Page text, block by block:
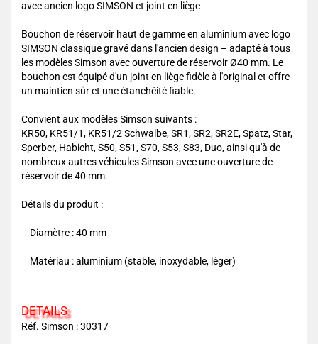
avec ancien logo SIMSON et joint en liège
Bouchon de réservoir haut de gamme en aluminium avec logo
SIMSON classique gravé dans l'ancien design – adapté à tous
les modèles Simson avec ouverture de réservoir Ø40 mm. Le
bouchon est équipé d'un joint en liège fidèle à l'original et offre
un maintien sûr et une étanchéité fiable.
Convient aux modèles Simson suivants :
KR50, KR51/1, KR51/2 Schwalbe, SR1, SR2, SR2E, Spatz, Star,
Sperber, Habicht, S50, S51, S70, S53, S83, Duo, ainsi qu'à de
nombreux autres véhicules Simson avec une ouverture de
réservoir de 40 mm.
Détails du produit :
Diamètre : 40 mm
Matériau : aluminium (stable, inoxydable, léger)
DETAILS
Réf. Simson :30317